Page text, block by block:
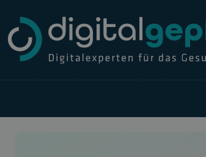
Inhalt
springen